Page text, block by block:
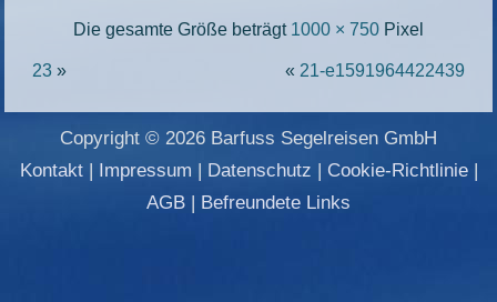
Die gesamte Größe beträgt 1000 × 750 Pixel
23 » « 21-e1591964422439
Copyright © 2026 Barfuss Segelreisen GmbH
Kontakt| Impressum Datenschutz Cookie-Richtlinie|
AGB
Befreundete Links